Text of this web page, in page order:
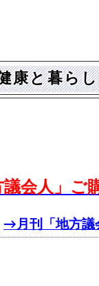
康と暮らし
会人」ご
→月刊「地方議